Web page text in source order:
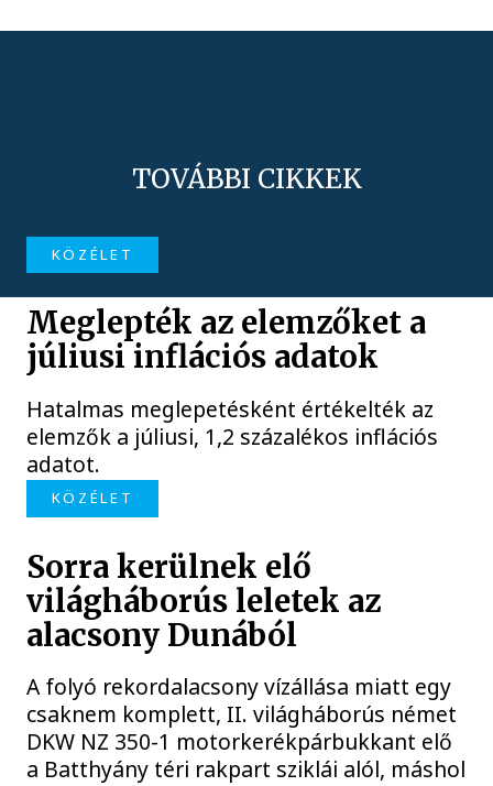
TOVÁBBI CIKKEK
KÖZÉLET
Meglepték az elemzőket a
júliusi inflációs adatok
Hatalmas meglepetésként értékelték az
elemzők a júliusi, 1,2 százalékos inflációs
adatot.
KÖZÉLET
Sorra kerülnek elő
világháborús leletek az
alacsony Dunából
A folyó rekordalacsony vízállása miatt egy
csaknem komplett, II. világháborús német
DKW NZ 350-1 motorkerékpárbukkant elő
a Batthyány téri rakpart sziklái alól, máshol